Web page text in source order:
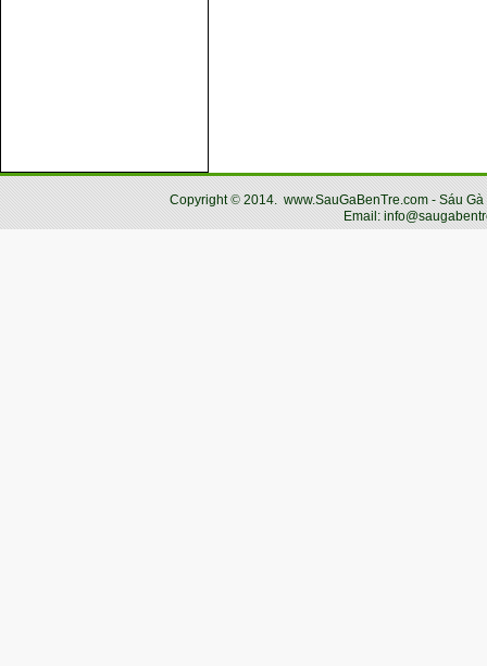
Copyright© 2014. www.SauGaBenTre.com - Sáu
Email: